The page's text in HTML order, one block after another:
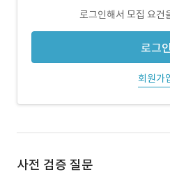
로그인해서 모집 요건
로그인
회원가
사전 검증 질문